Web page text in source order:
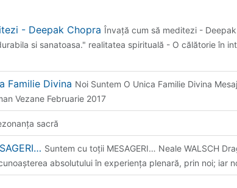
- Deepak ChopraÎnvaţă cum să meditezi -
si sanatoasa." realitatea spirituală - O călătorie în
Familie Divina Noi Suntem O Unica Familie Divina
Vezane Februarie 2017
sacră
Suntem cu toţii MESAGERI… Neale WALSCH
absolutului în experienţa plenară, prin noi; iar